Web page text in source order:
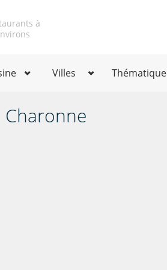
à
Villes Thématique
Charonne